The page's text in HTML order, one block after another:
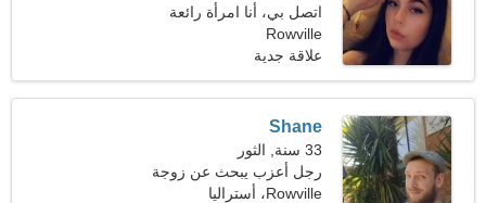
اتصل بي، أنا امرأة رائعة
Rowville
علاقة جدية
Shane
33 سنة, الثور
رجل أعزب يبحث عن زوجة
Rowville، أستراليا